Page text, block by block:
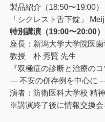
製品紹介（18:50〜19:00）
「シクレスト舌下錠」
特別講演（19:00〜20:00）
座長：新潟大学大学院医
教授 朴 秀賢 先生
『双極症の診断と治療のコ
― 不安の併存例を中心に
演者：防衛医科大学校
※講演終了後に情報交換会